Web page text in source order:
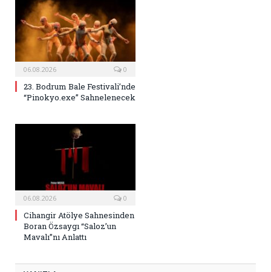
06.08.2026 0
23. Bodrum Bale Festivali’nde
“Pinokyo.exe” Sahnelenecek
06.08.2026 0
Cihangir Atölye Sahnesinden
Boran Özsaygı “Saloz’un
Mavalı”nı Anlattı